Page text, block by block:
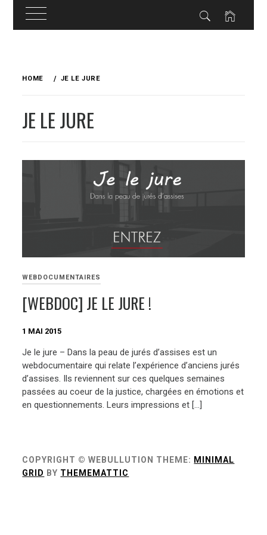
HOME JE LE JURE
JE LE JURE
WEBDOCUMENTAIRES
[WEBDOC] JE LE JURE !
1 MAI 2015
Je le jure – Dans la peau de jurés d’assises est un
webdocumentaire qui relate l’expérience d’anciens jurés
d’assises. Ils reviennent sur ces quelques semaines
passées au coeur de la justice, chargées en émotions et
en questionnements. Leurs impressions et […]
COPYRIGHT © WEBULLUTION THEME: MINIMAL
GRID BY THEMEMATTIC